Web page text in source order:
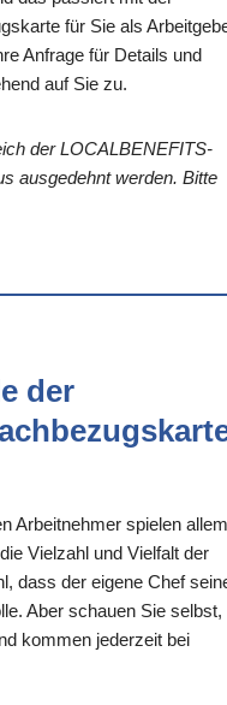
für Sie als
Anfrage für Details und
auf Sie zu.
der LOCALBENEFITS-
ausgedehnt werden. Bitte
der
Arbeitnehmer spielen allem
Vielzahl und Vielfalt der
dass der eigene Chef
Aber schauen Sie selbst,
kommen jederzeit bei